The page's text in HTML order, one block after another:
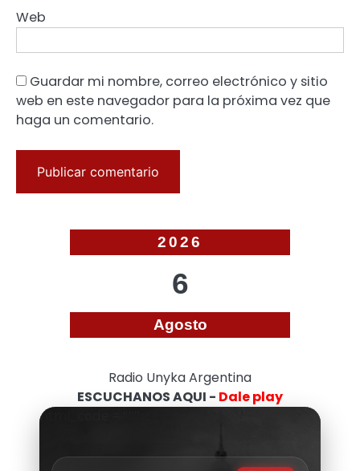
Web
Guardar mi nombre, correo electrónico y sitio
web en este navegador para la próxima vez que
haga un comentario.
2026
6
Agosto
Radio Unyka Argentina
ESCUCHANOS AQUI - Dale play